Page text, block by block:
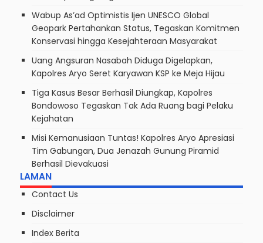
Wabup As’ad Optimistis Ijen UNESCO Global
Geopark Pertahankan Status, Tegaskan Komitmen
Konservasi hingga Kesejahteraan Masyarakat
Uang Angsuran Nasabah Diduga Digelapkan,
Kapolres Aryo Seret Karyawan KSP ke Meja Hijau
Tiga Kasus Besar Berhasil Diungkap, Kapolres
Bondowoso Tegaskan Tak Ada Ruang bagi Pelaku
Kejahatan
Misi Kemanusiaan Tuntas! Kapolres Aryo Apresiasi
Tim Gabungan, Dua Jenazah Gunung Piramid
Berhasil Dievakuasi
LAMAN
Contact Us
Disclaimer
Index Berita